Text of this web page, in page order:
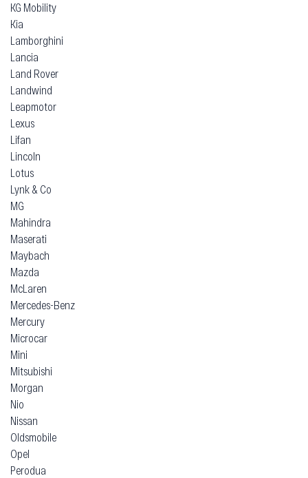
KG Mobility
Kia
Lamborghini
Lancia
Land Rover
Landwind
Leapmotor
Lexus
Lifan
Lincoln
Lotus
Lynk & Co
MG
Mahindra
Maserati
Maybach
Mazda
McLaren
Mercedes-Benz
Mercury
Microcar
Mini
Mitsubishi
Morgan
Nio
Nissan
Oldsmobile
Opel
Perodua